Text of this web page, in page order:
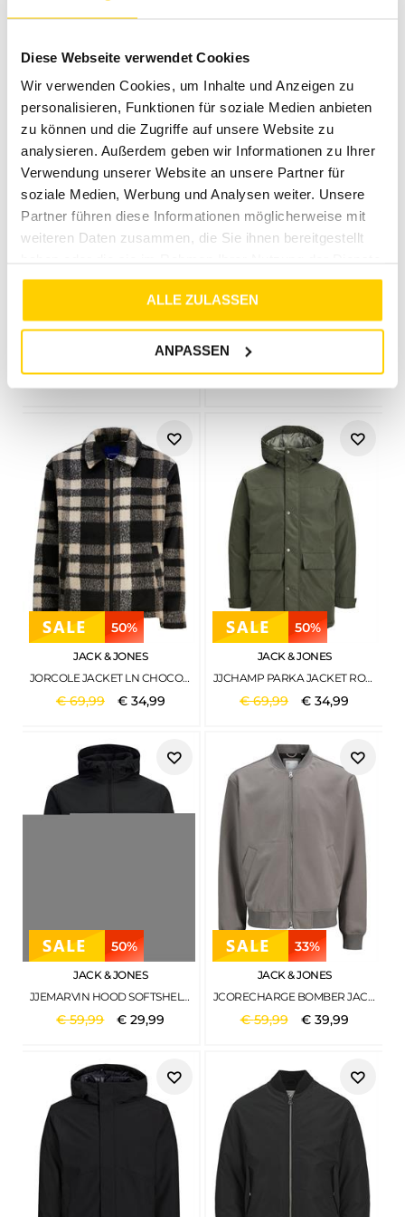
Diese Webseite verwendet Cookies
Wir verwenden Cookies, um Inhalte und Anzeigen zu
personalisieren, Funktionen für soziale Medien anbieten
zu können und die Zugriffe auf unsere Website zu
analysieren. Außerdem geben wir Informationen zu Ihrer
Verwendung unserer Website an unsere Partner für
soziale Medien, Werbung und Analysen weiter. Unsere
Partner führen diese Informationen möglicherweise mit
weiteren Daten zusammen, die Sie ihnen bereitgestellt
gesammelt haben.
ALLE ZULASSEN
ANPASSEN
JACK & JONES
€49,99 €29,99 €
JORBANE JACKET BLK NOOS SEAL BROWN
50%
JACK & JONES
JORCOLE JACKET LN CHOCOLATE BROWN
€69,99 € 34,99
50%
JACK & JONES
JJCHAMP PARKA JACKET ROSIN
€69,99 €34,99
50%
JACK & JONES
JJEMARVIN HOOD SOFTSHELL NOOS BLACK
€59,99 €29,99
33%
JACK & JONES
JCORECHARGE BOMBER JACKET GRAY FLANNEL
€59,99 € 39,99